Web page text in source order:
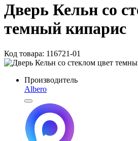
Дверь Кельн со
темный кипарис
Код товара: 116721-01
Производитель
Albero